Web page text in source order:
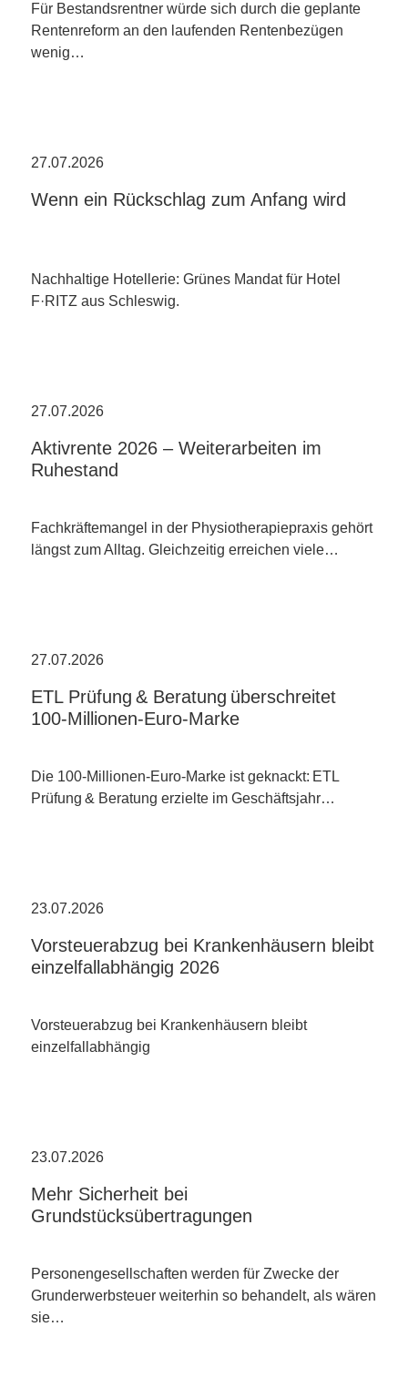
Für Bestandsrentner würde sich durch die geplante
Rentenreform an den laufenden Rentenbezügen
wenig…
27.07.2026
Wenn ein Rückschlag zum Anfang wird
Nachhaltige Hotellerie: Grünes Mandat für Hotel
F·RITZ aus Schleswig.
27.07.2026
Aktivrente 2026 – Weiterarbeiten im
Ruhestand
Fachkräftemangel in der Physiotherapiepraxis gehört
längst zum Alltag. Gleichzeitig erreichen viele…
27.07.2026
ETL Prüfung & Beratung überschreitet
100-Millionen-Euro-Marke
Die 100-Millionen-Euro-Marke ist geknackt: ETL
Prüfung & Beratung erzielte im Geschäftsjahr…
23.07.2026
Vorsteuerabzug bei Krankenhäusern bleibt
einzelfallabhängig 2026
Vorsteuerabzug bei Krankenhäusern bleibt
einzelfallabhängig
23.07.2026
Mehr Sicherheit bei
Grundstücksübertragungen
Personengesellschaften werden für Zwecke der
Grunderwerbsteuer weiterhin so behandelt, als wären
sie…